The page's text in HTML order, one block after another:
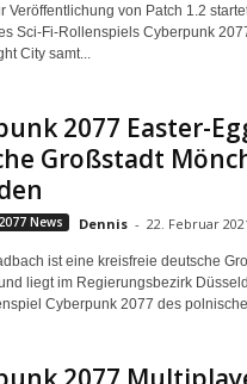
Veröffentlichung von Patch 1.2
Sci-Fi-Rollenspiels Cyberpunk
City samt...
2077 Easter-
Großstadt
News Dennis - 22. Februar
ist eine kreisfreie deutsche
liegt im Regierungsbezirk
Cyberpunk 2077 des